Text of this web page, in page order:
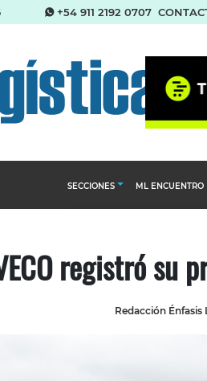
+54 911 2192 0707
SECCIONES
Almacenes e inventarios
Logística y distribución
ML ENCUENTRO
registró su
Redacción Énfasis